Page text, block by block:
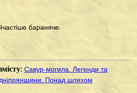
бараняче.
: Савур-могила. Легенди та
Понад шляхом